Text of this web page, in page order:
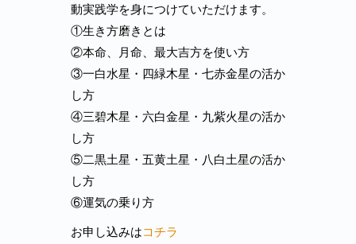
動実践学を身につけていただけます。
①生き方磨きとは
②本命、月命、最大吉方を使い方
③一白水星・四緑木星・七赤金星の活か
し方
④三碧木星・六白金星・九紫火星の活か
し方
⑤二黒土星・五黄土星・八白土星の活か
し方
⑥運気の乗り方
お申し込みはコチラ